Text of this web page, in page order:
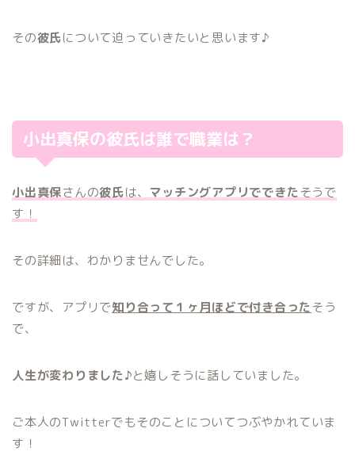
その彼氏について迫っていきたいと思います♪
小出真保の彼氏は誰で職業は？
小出真保さんの彼氏は、 マッチングアプリでできたそうで
す！
その詳細は、わかりませんでした。
ですが、アプリで知り合って１ヶ月ほどで付き合ったそう
で、
人生が変わりました♪と嬉しそうに話していました。
ご本人のTwitterでもそのことについてつぶやかれていま
す！